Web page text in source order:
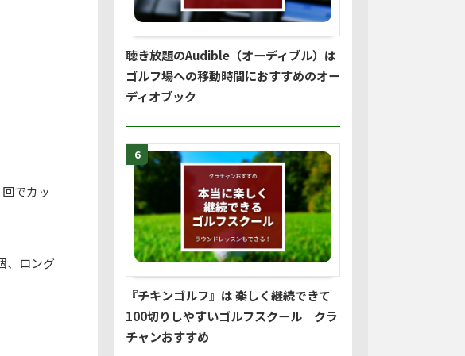
でカッ
、ロング
聴き放題のAudible（オーディブル）は
ゴルフ場への移動時間におすすめのオー
ディオブック
6
『チキンゴルフ』は 楽しく継続できて
100切りしやすいゴルフスクール クラ
チャンおすすめ